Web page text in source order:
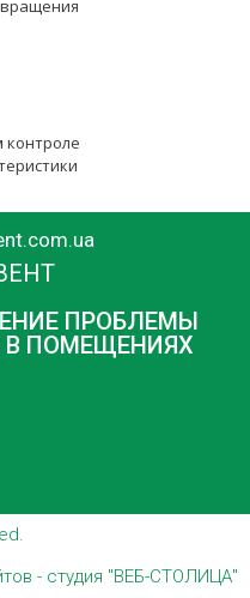
контроле
ПРОБЛЕМЫ
В ПОМЕЩЕНИЯХ
- студия "ВЕБ-СТОЛИЦА"